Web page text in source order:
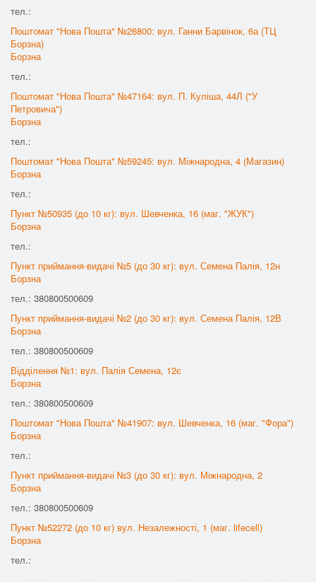
тел.:
Поштомат "Нова Пошта" №26800: вул. Ганни Барвінок, 6а (ТЦ
Борзна)
Борзна
тел.:
Поштомат "Нова Пошта" №47164: вул. П. Куліша, 44Л ("У
Петровича")
Борзна
тел.:
Поштомат "Нова Пошта" №59245: вул. Міжнародна, 4 (Магазин)
Борзна
тел.:
Пункт №50935 (до 10 кг): вул. Шевченка, 16 (маг. "ЖУК")
Борзна
тел.:
Пункт приймання-видачі №5 (до 30 кг): вул. Семена Палія, 12н
Борзна
тел.: 380800500609
Пункт приймання-видачі №2 (до 30 кг): вул. Семена Палія, 12В
Борзна
тел.: 380800500609
Відділення №1: вул. Палія Семена, 12є
Борзна
тел.: 380800500609
Поштомат "Нова Пошта" №41907: вул. Шевченка, 16 (маг. "Фора")
Борзна
тел.:
Пункт приймання-видачі №3 (до 30 кг): вул. Міжнародна, 2
Борзна
тел.: 380800500609
Пункт №52272 (до 10 кг) вул. Незалежності, 1 (маг. lifecell)
Борзна
тел.: